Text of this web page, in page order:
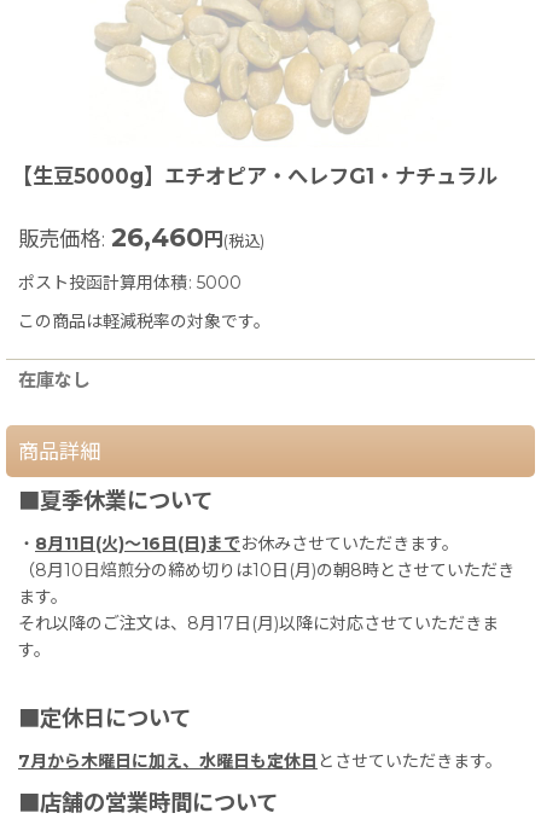
【生豆5000g】エチオピア・へレフG1・ナチュラル
販売価格: 26,460 円 (税込)
ポスト投函計算用体積: 5000
この商品は軽減税率の対象です。
在庫なし
商品詳細
■夏季休業について
・ 8月11日(火)〜16日(日)までお休みさせていただきます。
（8月10日焙煎分の締め切りは10日(月)の朝8時とさせていただき
ます。
それ以降のご注文は、8月17日(月)以降に対応させていただきま
す。
■定休日について
7月から木曜日に加え、水曜日も定休日 とさせていただきます。
■店舗の営業時間について